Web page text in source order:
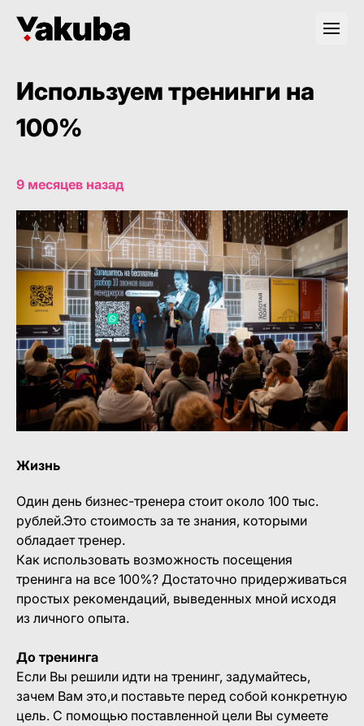
Используем тренинги на
100%
9 месяцев назад
Жизнь
Один день бизнес-тренера стоит около 100 тыс.
рублей.Это стоимость за те знания, которыми
обладает тренер.
Как использовать возможность посещения
тренинга на все 100%? Достаточно придерживаться
простых рекомендаций, выведенных мной исходя
из личного опыта.
До тренинга
Если Вы решили идти на тренинг, задумайтесь,
зачем Вам это,и поставьте перед собой конкретную
цель. С помощью поставленной цели Вы сумеете